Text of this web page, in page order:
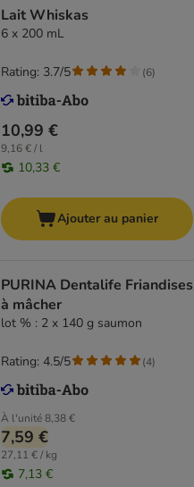
Lait Whiskas
6 x 200 mL
10,99 €
9,16 € / l
10,33 €
Rating: 3.7/5 (6)
Ajouter au panier
PURINA Dentalife Friandises
à mâcher
lot % : 2 x 140 g saumon
À l'unité8,38 €
7,59 €
27,11 € / kg
7,13 €
Rating: 4.5/5 (4)